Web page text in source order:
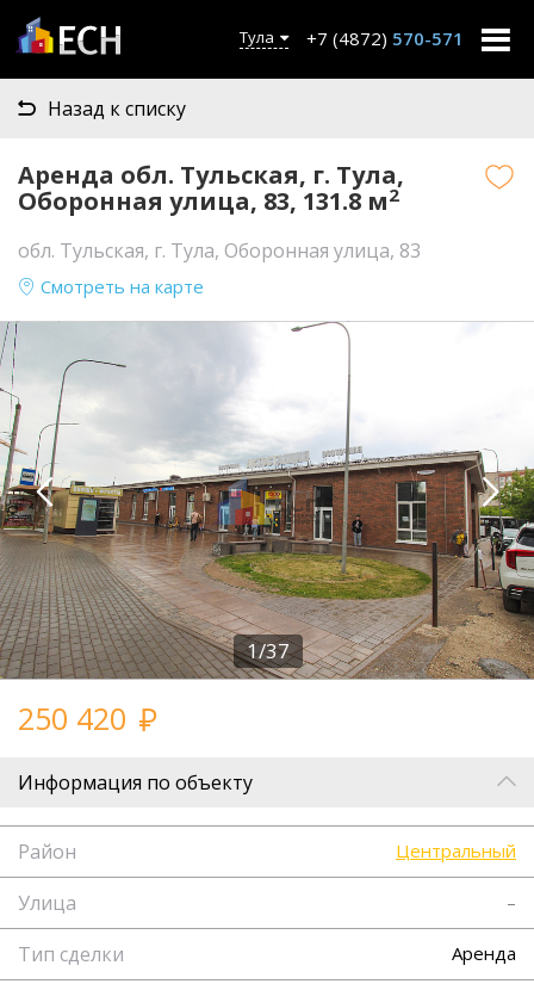
Тула +7 (4872) 570-571
Назад к списку
Аренда обл. Тульская, г. Тула,
Оборонная улица, 83, 131.8 м2
обл. Тульская, г. Тула, Оборонная улица, 83
Смотреть на карте
1/37
250 420
Информация по объекту
Район Центральный
Улица –
Тип сделки Аренда